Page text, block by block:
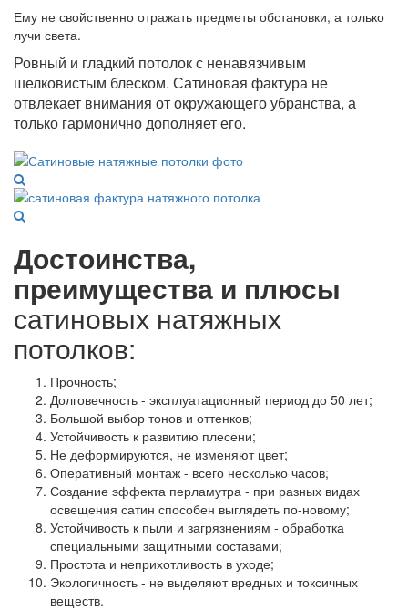
Ему не свойственно отражать предметы обстановки, а только
лучи света.
Ровный и гладкий потолок с ненавязчивым
шелковистым блеском. Сатиновая фактура не
отвлекает внимания от окружающего убранства, а
только гармонично дополняет его.
Достоинства,
преимущества и плюсы
сатиновых натяжных
потолков:
Прочность;
Долговечность - эксплуатационный период до 50 лет;
Большой выбор тонов и оттенков;
Устойчивость к развитию плесени;
Не деформируются, не изменяют цвет;
Оперативный монтаж - всего несколько часов;
Создание эффекта перламутра - при разных видах
освещения сатин способен выглядеть по-новому;
Устойчивость к пыли и загрязнениям - обработка
специальными защитными составами;
Простота и неприхотливость в уходе;
Экологичность - не выделяют вредных и токсичных
веществ.